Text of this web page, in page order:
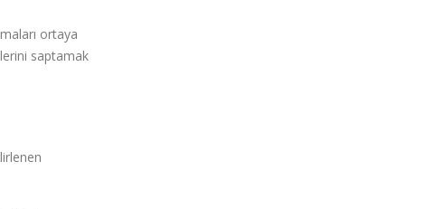
ortaya
saptamak